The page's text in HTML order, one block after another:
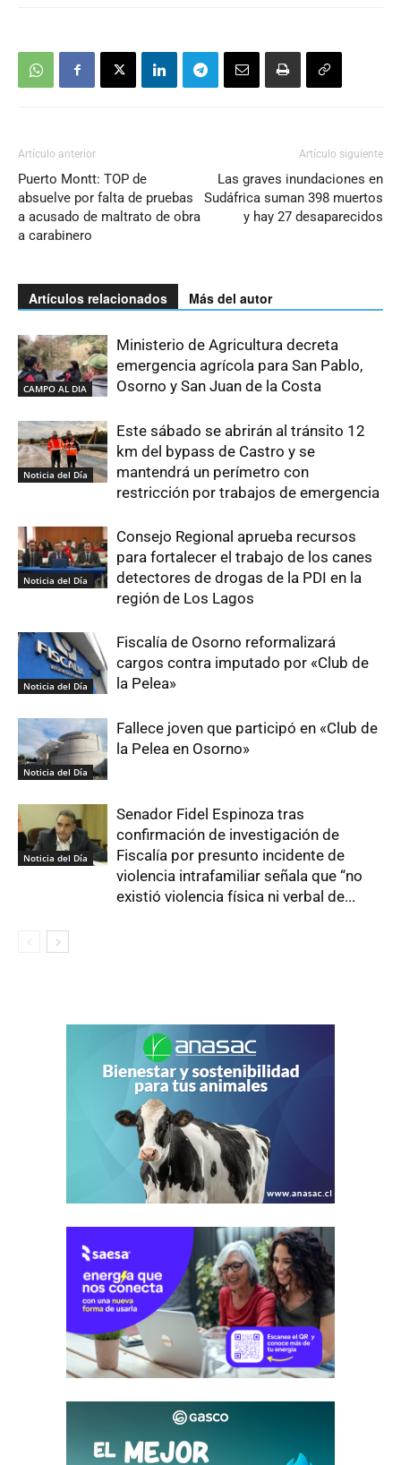
Artículo anterior
Puerto Montt: TOP de
absuelve por falta de pruebas
a acusado de maltrato de obra
a carabinero
Artículo siguiente
Las graves inundaciones en
Sudáfrica suman 398 muertos
y hay 27 desaparecidos
Artículos relacionados Más del autor
CAMPO AL DIA
Ministerio de Agricultura decreta
emergencia agrícola para San Pablo,
Osorno y San Juan de la Costa
Noticia del Día
Este sábado se abrirán al tránsito 12
km del bypass de Castro y se
mantendrá un perímetro con
restricción por trabajos de emergencia
Noticia del Día
Consejo Regional aprueba recursos
para fortalecer el trabajo de los canes
detectores de drogas de la PDI en la
región de Los Lagos
Noticia del Día
Fiscalía de Osorno reformalizará
cargos contra imputado por «Club de
la Pelea»
Noticia del Día
Fallece joven que participó en «Club de
la Pelea en Osorno»
Noticia del Día
Senador Fidel Espinoza tras
confirmación de investigación de
Fiscalía por presunto incidente de
violencia intrafamiliar señala que “no
existió violencia física ni verbal de...